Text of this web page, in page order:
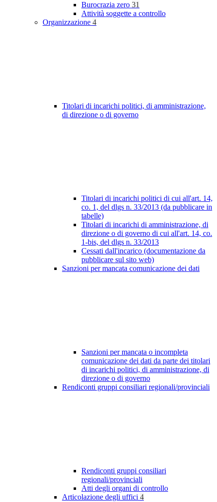
Burocrazia zero 31
Attività soggette a controllo
Organizzazione 4
Titolari di incarichi politici, di amministrazione,
di direzione o di governo
Titolari di incarichi politici di cui all'art. 14,
co. 1, del dlgs n. 33/2013 (da pubblicare in
tabelle)
Titolari di incarichi di amministrazione, di
direzione o di governo di cui all'art. 14, co.
1-bis, del dlgs n. 33/2013
Cessati dall'incarico (documentazione da
pubblicare sul sito web)
Sanzioni per mancata comunicazione dei dati
Sanzioni per mancata o incompleta
comunicazione dei dati da parte dei titolari
di incarichi politici, di amministrazione, di
direzione o di governo
Rendiconti gruppi consiliari regionali/provinciali
Rendiconti gruppi consiliari
regionali/provinciali
Atti degli organi di controllo
Articolazione degli uffici 4